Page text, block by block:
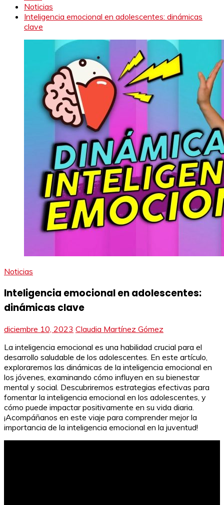
Noticias
Inteligencia emocional en adolescentes: dinámicas
clave
Noticias
Inteligencia emocional en adolescentes:
dinámicas clave
diciembre 10, 2023 Claudia Martínez Gómez
La inteligencia emocional es una habilidad crucial para el
desarrollo saludable de los adolescentes. En este artículo,
exploraremos las dinámicas de la inteligencia emocional en
los jóvenes, examinando cómo influyen en su bienestar
mental y social. Descubriremos estrategias efectivas para
fomentar la inteligencia emocional en los adolescentes, y
cómo puede impactar positivamente en su vida diaria.
¡Acompáñanos en este viaje para comprender mejor la
importancia de la inteligencia emocional en la juventud!